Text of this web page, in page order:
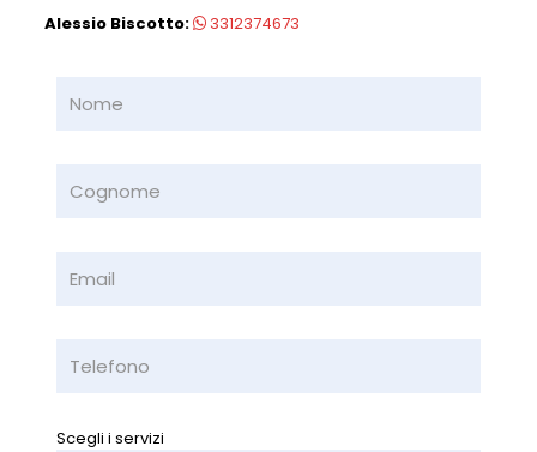
Alessio Biscotto:
3312374673
Scegli i servizi